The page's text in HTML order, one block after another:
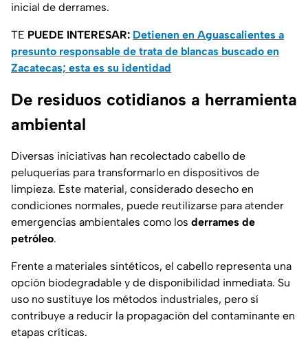
inicial de derrames.
TE PUEDE INTERESAR: Detienen en Aguascalientes a
presunto responsable de trata de blancas buscado en
Zacatecas; esta es su identidad
De residuos cotidianos a herramienta
ambiental
Diversas iniciativas han recolectado cabello de
peluquerías para transformarlo en dispositivos de
limpieza. Este material, considerado desecho en
condiciones normales, puede reutilizarse para atender
emergencias ambientales como los derrames de
petróleo.
Frente a materiales sintéticos, el cabello representa una
opción biodegradable y de disponibilidad inmediata. Su
uso no sustituye los métodos industriales, pero sí
contribuye a reducir la propagación del contaminante en
etapas críticas.